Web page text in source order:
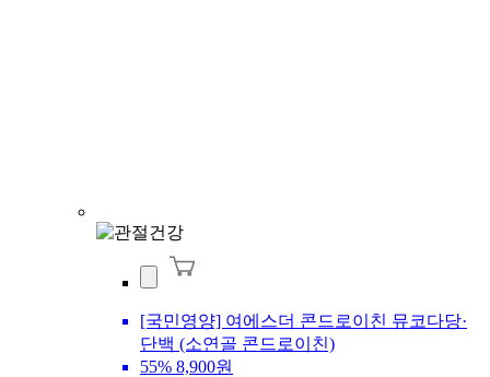
[국민영양] 여에스더 콘드로이친 뮤코다당·
단백 (소연골 콘드로이친)
55% 8,900원